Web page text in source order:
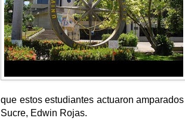
que estos estudiantes actuaron
Sucre, Edwin Rojas.